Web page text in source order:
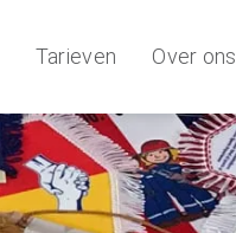
Tarieven Over ons